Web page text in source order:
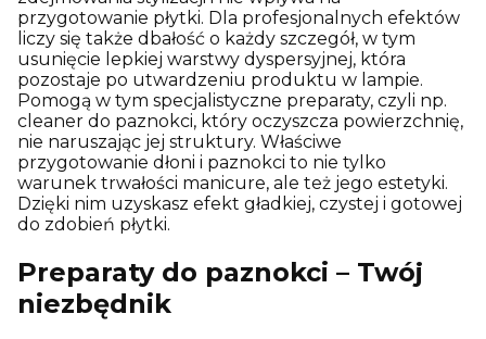
przygotowanie płytki. Dla profesjonalnych efektów
liczy się także dbałość o każdy szczegół, w tym
usunięcie lepkiej warstwy dyspersyjnej, która
pozostaje po utwardzeniu produktu w lampie.
Pomogą w tym specjalistyczne preparaty, czyli np.
cleaner do paznokci, który oczyszcza powierzchnię,
nie naruszając jej struktury. Właściwe
przygotowanie dłoni i paznokci to nie tylko
warunek trwałości manicure, ale też jego estetyki.
Dzięki nim uzyskasz efekt gładkiej, czystej i gotowej
do zdobień płytki.
Preparaty do paznokci – Twój
niezbędnik